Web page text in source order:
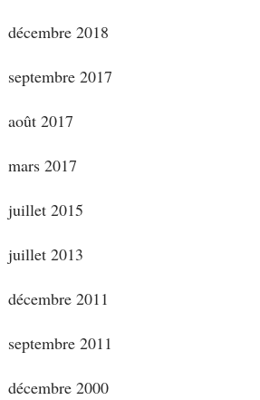
décembre 2018
septembre 2017
août 2017
mars 2017
juillet 2015
juillet 2013
décembre 2011
septembre 2011
décembre 2000